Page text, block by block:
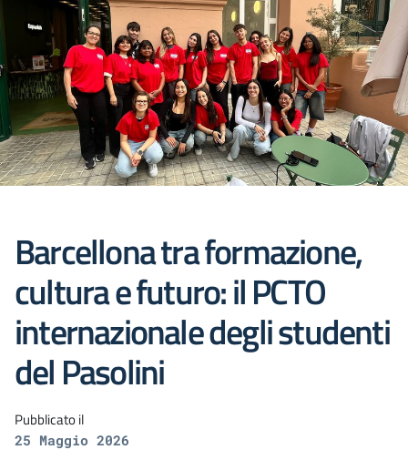
Barcellona tra formazione,
cultura e futuro: il PCTO
internazionale degli studenti
del Pasolini
Pubblicato il
25 Maggio 2026